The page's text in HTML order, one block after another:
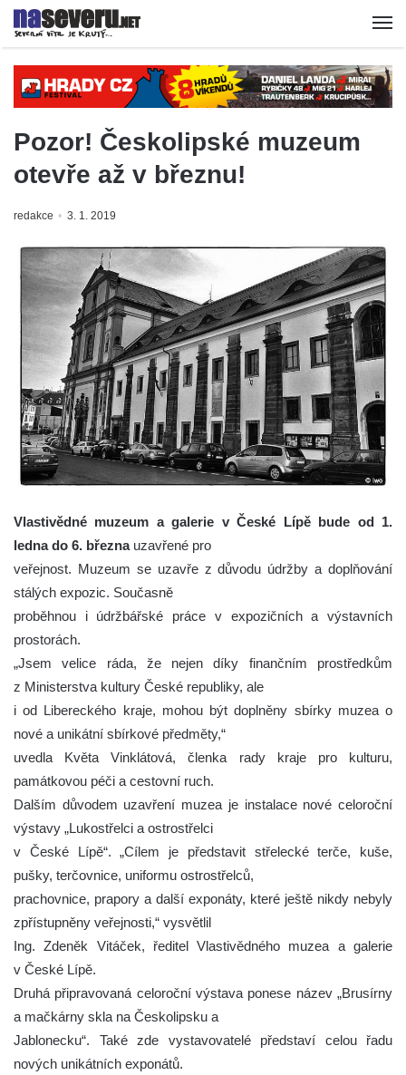
Pozor! Českolipské muzeum
otevře až v březnu!
redakce 3. 1. 2019
Vlastivědné muzeum a galerie v České Lípě bude od 1.
ledna do 6. březnauzavřené pro
veřejnost. Muzeum se uzavře z důvodu údržby a doplňování
stálých expozic. Současně
proběhnou i údržbářské práce v expozičních a výstavních
prostorách.
„Jsem velice ráda, že nejen díky finančním prostředkům
z Ministerstva kultury České republiky, ale
i od Libereckého kraje, mohou být doplněny sbírky muzea o
nové a unikátní sbírkové předměty,“
uvedla Květa Vinklátová, členka rady kraje pro kulturu,
památkovou péči a cestovní ruch.
Dalším důvodem uzavření muzea je instalace nové celoroční
výstavy „Lukostřelci a ostrostřelci
v České Lípě“. „Cílem je představit střelecké terče, kuše,
pušky, terčovnice, uniformu ostrostřelců,
prachovnice, prapory a další exponáty, které ještě nikdy nebyly
zpřístupněny veřejnosti,“ vysvětlil
Ing. Zdeněk Vitáček, ředitel Vlastivědného muzea a galerie
v České Lípě.
Druhá připravovaná celoroční výstava ponese název „Brusírny
a mačkárny skla na Českolipsku a
Jablonecku“. Také zde vystavovatelé představí celou řadu
nových unikátních exponátů.